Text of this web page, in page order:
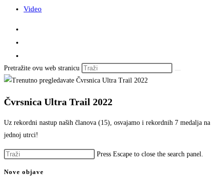
Video
Pretražite ovu web stranicu
Čvrsnica Ultra Trail 2022
Uz rekordni nastup naših članova (15), osvajamo i rekordnih 7 medalja na
jednoj utrci!
Press Escape to close the search panel.
Nove objave